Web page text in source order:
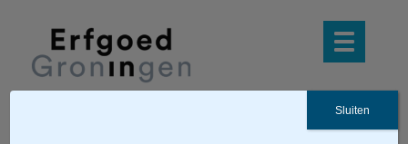
Sluiten